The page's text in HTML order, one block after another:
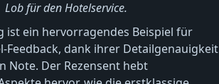
Lob für den Hotelservice.
ist ein hervorragendes Beispiel für
Feedback, dank ihrer Detailgenauigkeit
Note. Der Rezensent hebt